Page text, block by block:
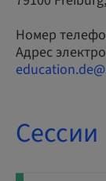
Номер
Адрес
Сессии